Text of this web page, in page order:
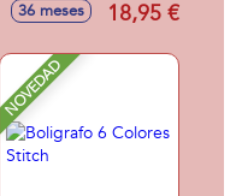
36 meses 18,95 €
NOVEDAD